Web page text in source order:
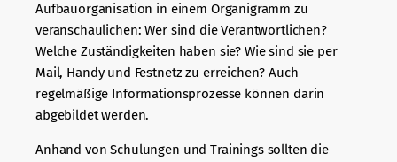
Aufbauorganisation in einem Organigramm zu
veranschaulichen: Wer sind die Verantwortlichen?
Welche Zuständigkeiten haben sie? Wie sind sie per
Mail, Handy und Festnetz zu erreichen? Auch
regelmäßige Informationsprozesse können darin
abgebildet werden.
Anhand von Schulungen und Trainings sollten die